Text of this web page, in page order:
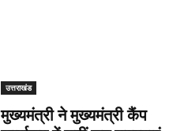
उत्तराखंड
मुख्यमंत्री ने मुख्यमंत्री कैंप